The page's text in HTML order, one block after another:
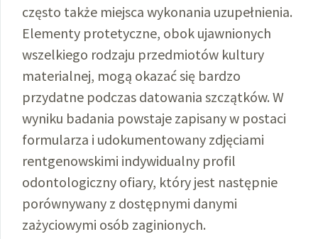
często także miejsca wykonania uzupełnienia.
Elementy protetyczne, obok ujawnionych
wszelkiego rodzaju przedmiotów kultury
materialnej, mogą okazać się bardzo
przydatne podczas datowania szczątków. W
wyniku badania powstaje zapisany w postaci
formularza i udokumentowany zdjęciami
rentgenowskimi indywidualny profil
odontologiczny ofiary, który jest następnie
porównywany z dostępnymi danymi
zażyciowymi osób zaginionych.